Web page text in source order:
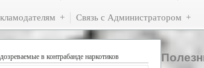
Связь с Администратором
в контрабанде наркотиков